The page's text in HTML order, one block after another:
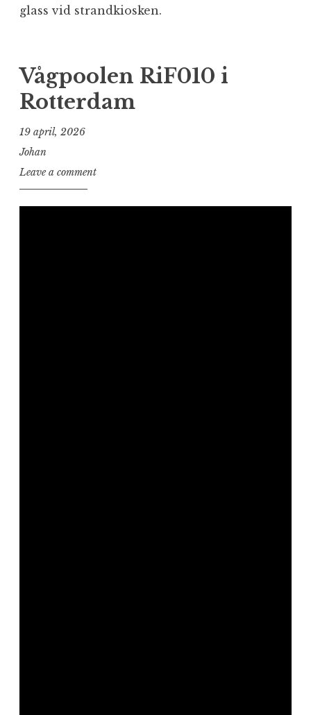
glass vid strandkiosken.
Vågpoolen RiF010 i
Rotterdam
19 april, 2026
Johan
Leave a comment